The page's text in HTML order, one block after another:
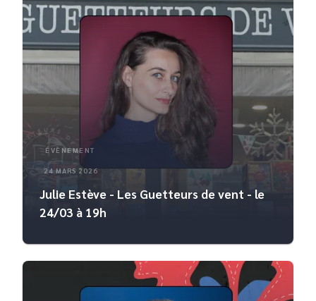
ÉVÈNEMENT
24 MARS 2026
Julie Estève - Les Guetteurs de vent - le
24/03 à 19h